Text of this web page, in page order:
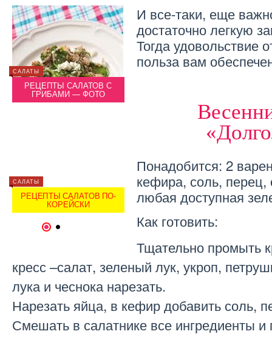
САЛАТЫ
РЕЦЕПТЫ САЛАТОВ С
ГРИБАМИ — ФОТО
САЛАТЫ
РЕЦЕПТЫ САЛАТОВ ПО-
КОРЕЙСКИ
САЛАТЫ
САЛАТЫ ИЗ РЕДЬКИ
РЕЦЕПТЫ
САЛАТЫ
И все-таки, еще
достаточно легкую
Тогда удовольствие
польза вам
Понадобится: 2
кефира, соль,
любая доступная
Как готовить:
Тщательно промыть
кресс –салат, зеленый лук, укроп,
лука и чеснока нарезать.
Нарезать яйца, в кефир добавить соль,
Смешать в салатнике все ингредиенты и